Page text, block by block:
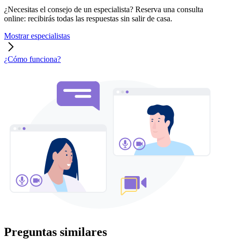
¿Necesitas el consejo de un especialista? Reserva una consulta
online: recibirás todas las respuestas sin salir de casa.
Mostrar especialistas
¿Cómo funciona?
Preguntas similares